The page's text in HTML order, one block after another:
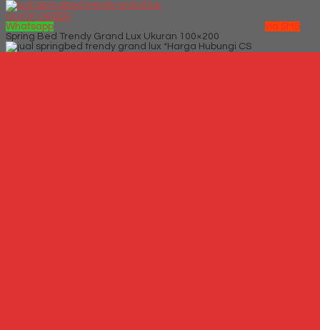
QUICK ORDER
Whatsapp
via SMS
Spring Bed Trendy Grand Lux Ukuran 100×200
*Harga Hubungi CS